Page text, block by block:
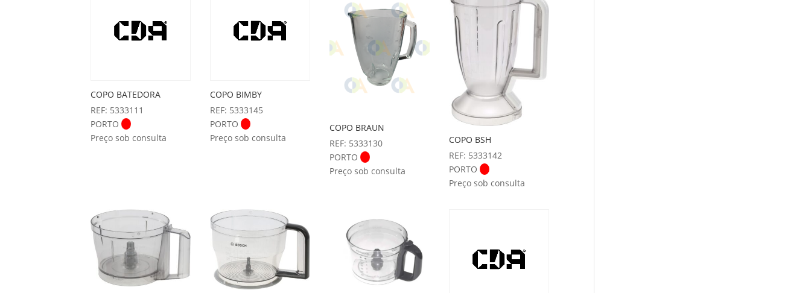
COPO BATEDORA
REF: 5333111
PORTO
Preço sob consulta
COPO BIMBY
REF: 5333145
PORTO
Preço sob consulta
COPO BRAUN
REF: 5333130
PORTO
Preço sob consulta
COPO BSH
REF: 5333142
PORTO
Preço sob consulta